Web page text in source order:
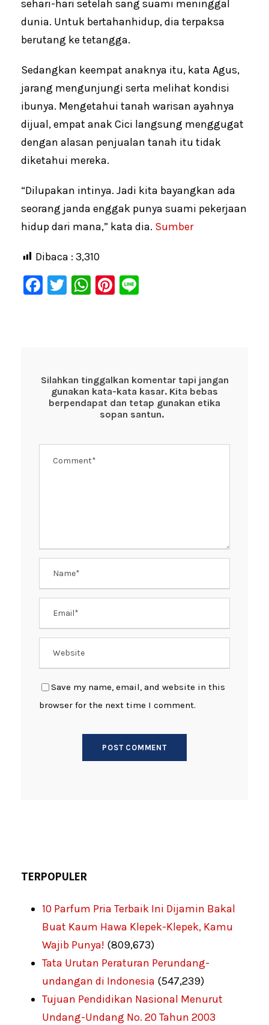
sehari-hari setelah sang suami meninggal
dunia. Untuk bertahanhidup, dia terpaksa
berutang ke tetangga.
Sedangkan keempat anaknya itu, kata Agus,
jarang mengunjungi serta melihat kondisi
ibunya. Mengetahui tanah warisan ayahnya
dijual, empat anak Cici langsung menggugat
dengan alasan penjualan tanah itu tidak
diketahui mereka.
“Dilupakan intinya. Jadi kita bayangkan ada
seorang janda enggak punya suami pekerjaan
hidup dari mana,” kata dia. Sumber
Dibaca : 3,310
F
o
o
T
W
p
p
Pi
Silahkan tinggalkan komentar tapi jangan
gunakan kata-kata kasar. Kita bebas
berpendapat dan tetap gunakan etika
sopan santun.
Save my name, email, and website in this
browser for the next time I comment.
TERPOPULER
10 Parfum Pria Terbaik Ini Dijamin Bakal
Buat Kaum Hawa Klepek-Klepek, Kamu
Wajib Punya! (809,673)
Tata Urutan Peraturan Perundang-
undangan di Indonesia (547,239)
Tujuan Pendidikan Nasional Menurut
Undang-Undang No. 20 Tahun 2003